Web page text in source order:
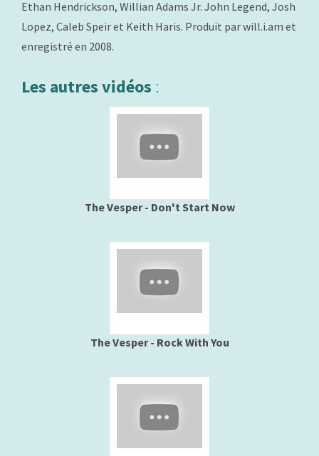
Ethan Hendrickson, Willian Adams Jr. John Legend, Josh
Lopez, Caleb Speir et Keith Haris. Produit par will.i.am et
enregistré en 2008.
Les autres vidéos :
The Vesper - Don't Start Now
The Vesper - Rock With You